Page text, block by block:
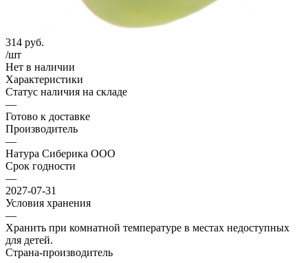
314 руб.
/шт
Нет в наличии
Характеристики
Статус наличия на складе
—
Готово к доставке
Производитель
—
Натура Сиберика ООО
Срок годности
—
2027-07-31
Условия хранения
—
Хранить при комнатной температуре в местах недоступных
для детей.
Страна-производитель